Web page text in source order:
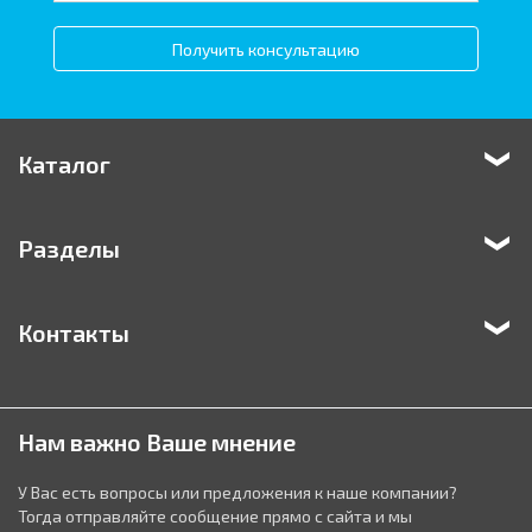
Получить консультацию
Каталог
Разделы
Контакты
Нам важно Ваше мнение
У Вас есть вопросы или предложения к наше компании?
Тогда отправляйте сообщение прямо с сайта и мы